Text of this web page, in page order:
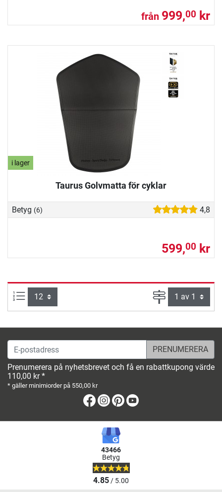
från 999,00 kr
i lager
Taurus Golvmatta för cyklar
Betyg (6) 4,8
599,00 kr
produkter per sida: Sida
E-postadress
Prenumerera på nyhetsbrevet och få en rabattkupong värde
110,00 kr *
* gäller minimiorder på 550,00 kr
Facebook
Instagram
Pinterest
43466
Betyg
4.85/ 5.00